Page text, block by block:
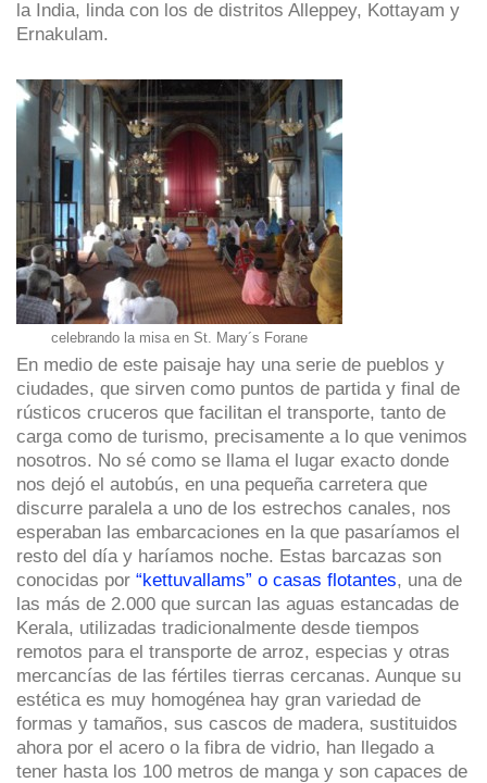
la India, linda con los de distritos Alleppey, Kottayam y
Ernakulam.
celebrando la misa en St. Mary´s Forane
En medio de este paisaje hay una serie de pueblos y
ciudades, que sirven como puntos de partida y final de
rústicos cruceros que facilitan el transporte, tanto de
carga como de turismo, precisamente a lo que venimos
nosotros. No sé como se llama el lugar exacto donde
nos dejó el autobús, en una pequeña carretera que
discurre paralela a uno de los estrechos canales, nos
esperaban las embarcaciones en la que pasaríamos el
resto del día y haríamos noche. Estas barcazas son
conocidas por “kettuvallams” o casas flotantes, una de
las más de 2.000 que surcan las aguas estancadas de
Kerala, utilizadas tradicionalmente desde tiempos
remotos para el transporte de arroz, especias y otras
mercancías de las fértiles tierras cercanas. Aunque su
estética es muy homogénea hay gran variedad de
formas y tamaños, sus cascos de madera, sustituidos
ahora por el acero o la fibra de vidrio, han llegado a
tener hasta los 100 metros de manga y son capaces de